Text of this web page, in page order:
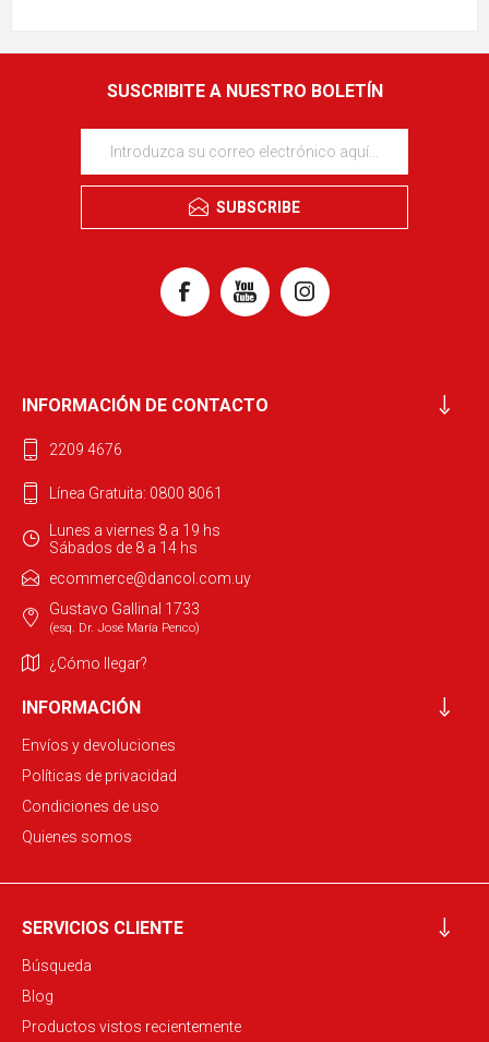
SUSCRIBITE A NUESTRO BOLETÍN
SUBSCRIBE
INFORMACIÓN DE CONTACTO
2209 4676
Línea Gratuita: 0800 8061
Lunes a viernes 8 a 19 hs
Sábados de 8 a 14 hs
ecommerce@dancol.com.uy
Gustavo Gallinal 1733
(esq. Dr. José María Penco)
¿Cómo llegar?
INFORMACIÓN
Envíos y devoluciones
Políticas de privacidad
Condiciones de uso
Quienes somos
SERVICIOS CLIENTE
Búsqueda
Blog
Productos vistos recientemente